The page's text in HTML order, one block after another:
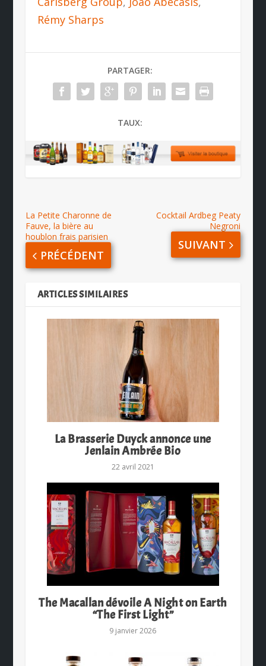
Rémy Sharps
PARTAGER:
TAUX:
La Petite Charonne de
Fauve, la bière au
houblon frais parisien
PRÉCÉDENT
Cocktail Ardbeg Peaty
Negroni
SUIVANT
ARTICLES SIMILAIRES
La Brasserie Duyck annonce une
Jenlain Ambrée Bio
22 avril 2021
The Macallan dévoile A Night on Earth
“The First Light”
9 janvier 2026